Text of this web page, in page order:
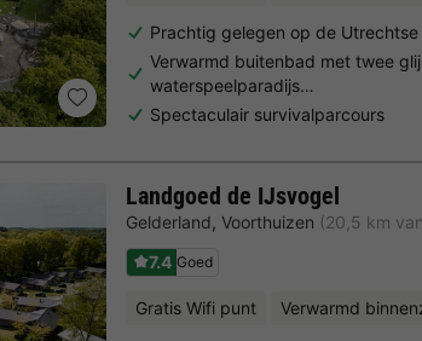
Prachtig gelegen op de Utrechtse
Verwarmd buitenbad met twee
waterspeelparadijs…
Spectaculair survivalparcours
Landgoed de IJsvogel
Gelderland, Voorthuizen (20,5 km
7.4 Goed
Gratis Wifi punt Verwarmd